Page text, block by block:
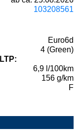
103208561
Euro6d
4 (Green)
6,9 l/100km
156 g/km
F